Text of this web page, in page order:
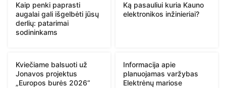
Kaip penki paprasti
augalai gali išgelbėti jūsų
derlių: patarimai
sodininkams
Ką pasauliui kuria Kauno
elektronikos inžinieriai?
Kviečiame balsuoti už
Jonavos projektus
„Europos burės 2026“
Informacija apie
planuojamas varžybas
Elektrėnų mariose